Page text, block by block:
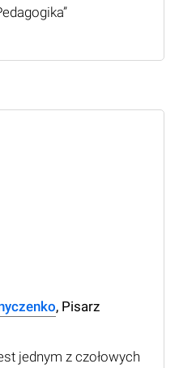
, Pisarz
jednym z czołowych